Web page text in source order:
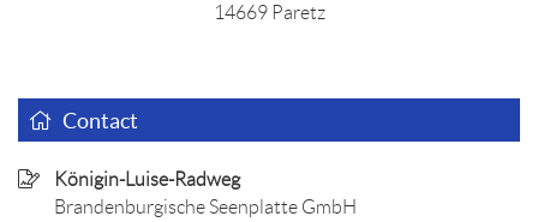
14669 Paretz
Contact
Königin-Luise-Radweg
Brandenburgische Seenplatte GmbH